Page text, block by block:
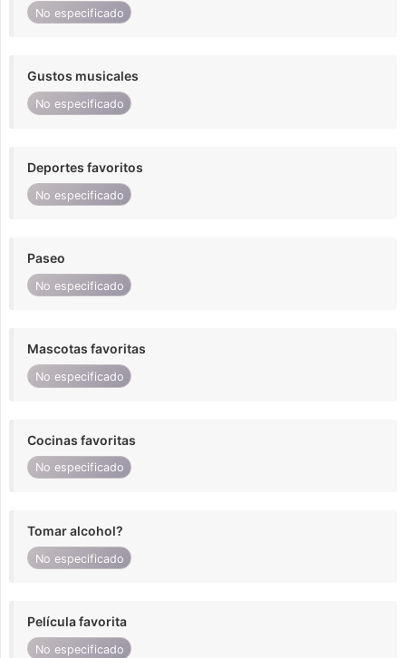
No especificado
Gustos musicales
No especificado
Deportes favoritos
No especificado
Paseo
No especificado
Mascotas favoritas
No especificado
Cocinas favoritas
No especificado
Tomar alcohol?
No especificado
Película favorita
No especificado